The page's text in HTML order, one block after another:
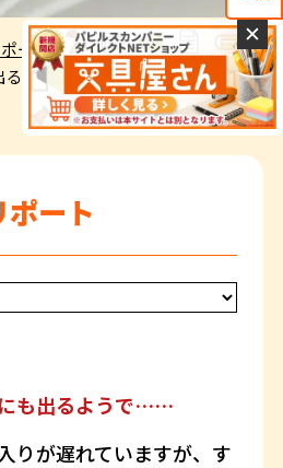
ート
るようで……
ート
も出るようで……
りが遅れていますが、す
✕